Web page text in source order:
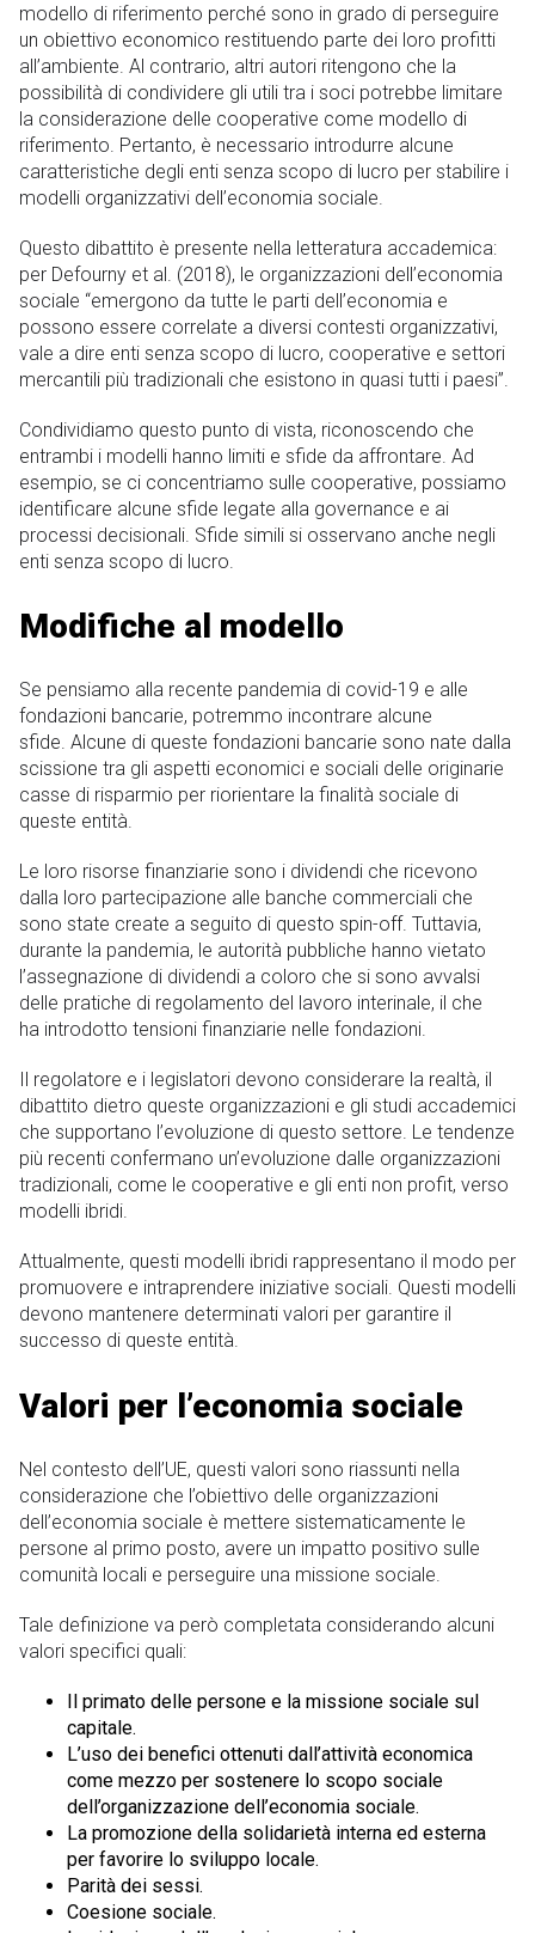
modello di riferimento perché sono in grado di perseguire
un obiettivo economico restituendo parte dei loro profitti
all’ambiente. Al contrario, altri autori ritengono che la
possibilità di condividere gli utili tra i soci potrebbe limitare
la considerazione delle cooperative come modello di
riferimento. Pertanto, è necessario introdurre alcune
caratteristiche degli enti senza scopo di lucro per stabilire i
modelli organizzativi dell’economia sociale.
Questo dibattito è presente nella letteratura accademica:
per Defourny et al. (2018), le organizzazioni dell’economia
sociale “emergono da tutte le parti dell’economia e
possono essere correlate a diversi contesti organizzativi,
vale a dire enti senza scopo di lucro, cooperative e settori
mercantili più tradizionali che esistono in quasi tutti i paesi”.
Condividiamo questo punto di vista, riconoscendo che
entrambi i modelli hanno limiti e sfide da affrontare. Ad
esempio, se ci concentriamo sulle cooperative, possiamo
identificare alcune sfide legate alla governance e ai
processi decisionali. Sfide simili si osservano anche negli
enti senza scopo di lucro.
Modifiche al modello
Se pensiamo alla recente pandemia di covid-19 e alle
fondazioni bancarie, potremmo incontrare alcune
sfide. Alcune di queste fondazioni bancarie sono nate dalla
scissione tra gli aspetti economici e sociali delle originarie
casse di risparmio per riorientare la finalità sociale di
queste entità.
Le loro risorse finanziarie sono i dividendi che ricevono
dalla loro partecipazione alle banche commerciali che
sono state create a seguito di questo spin-off. Tuttavia,
durante la pandemia, le autorità pubbliche hanno vietato
l’assegnazione di dividendi a coloro che si sono avvalsi
delle pratiche di regolamento del lavoro interinale, il che
ha introdotto tensioni finanziarie nelle fondazioni.
Il regolatore e i legislatori devono considerare la realtà, il
dibattito dietro queste organizzazioni e gli studi accademici
che supportano l’evoluzione di questo settore. Le tendenze
più recenti confermano un’evoluzione dalle organizzazioni
tradizionali, come le cooperative e gli enti non profit, verso
modelli ibridi.
Attualmente, questi modelli ibridi rappresentano il modo per
promuovere e intraprendere iniziative sociali. Questi modelli
devono mantenere determinati valori per garantire il
successo di queste entità.
Valori per l’economia sociale
Nel contesto dell’UE, questi valori sono riassunti nella
considerazione che l’obiettivo delle organizzazioni
dell’economia sociale è mettere sistematicamente le
persone al primo posto, avere un impatto positivo sulle
comunità locali e perseguire una missione sociale.
Tale definizione va però completata considerando alcuni
valori specifici quali:
Il primato delle persone e la missione sociale sul
capitale.
L’uso dei benefici ottenuti dall’attività economica
come mezzo per sostenere lo scopo sociale
dell’organizzazione dell’economia sociale.
La promozione della solidarietà interna ed esterna
per favorire lo sviluppo locale.
Parità dei sessi.
Coesione sociale.